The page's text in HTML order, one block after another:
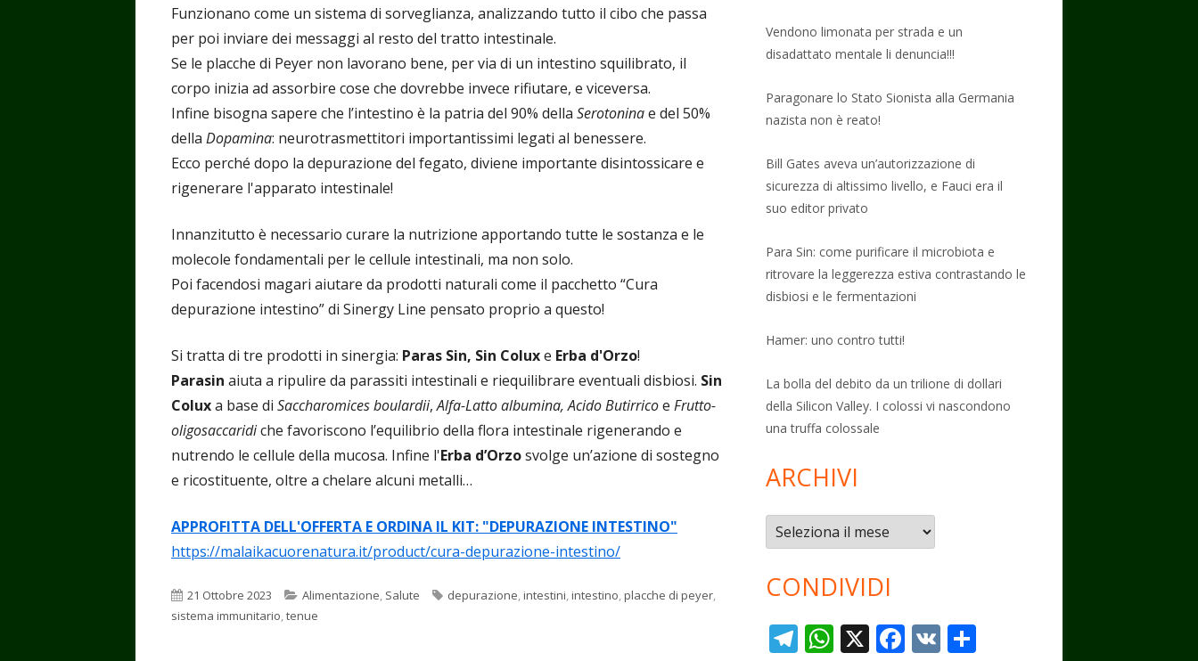
Funzionano come un sistema di sorveglianza, analizzando tutto il cibo che passa
per poi inviare dei messaggi al resto del tratto intestinale.
Se le placche di Peyer non lavorano bene, per via di un intestino squilibrato, il
corpo inizia ad assorbire cose che dovrebbe invece rifiutare, e viceversa.
Infine bisogna sapere che l’intestino è la patria del 90% della Serotoninae del 50%
della Dopamina: neurotrasmettitori importantissimi legati al benessere.
Ecco perché dopo la depurazione del fegato, diviene importante disintossicare e
rigenerare l'apparato intestinale!
Innanzitutto è necessario curare la nutrizione apportando tutte le sostanza e le
molecole fondamentali per le cellule intestinali, ma non solo.
Poi facendosi magari aiutare da prodotti naturali come il pacchetto “Cura
depurazione intestino” di Sinergy Line pensato proprio a questo!
Si tratta di tre prodotti in sinergia: Paras Sin, Sin Coluxe Erba d'Orzo!
Parasin aiuta a ripulire da parassiti intestinali e riequilibrare eventuali disbiosi. Sin
Coluxa base di Saccharomices boulardii,Alfa-Latto albumina, Acido Butirricoe Frutto-
oligosaccaridiche favoriscono l’equilibrio della flora intestinale rigenerando e
nutrendo le cellule della mucosa. Infine l'Erba d’Orzosvolge un’azione di sostegno
e ricostituente, oltre a chelare alcuni metalli…
APPROFITTA DELL'OFFERTA E ORDINA IL KIT: "DEPURAZIONE INTESTINO"
https://malaikacuorenatura.it/product/cura-depurazione-intestino/
Pubblicato
21 Ottobre 2023 Categorie
Alimentazione, Salute Tag
depurazione,intestini,intestino,placche di peyer,
sistema immunitario,tenue
Vendono limonata per strada e un
disadattato mentale li denuncia!!!
Paragonare lo Stato Sionista alla Germania
nazista non è reato!
Bill Gates aveva un’autorizzazione di
sicurezza di altissimo livello, e Fauci era il
suo editor privato
Para Sin: come purificare il microbiota e
ritrovare la leggerezza estiva contrastando le
disbiosi e le fermentazioni
Hamer: uno contro tutti!
La bolla del debito da un trilione di dollari
della Silicon Valley. I colossi vi nascondono
una truffa colossale
ARCHIVI
Archivi
CONDIVIDI
T W X F V